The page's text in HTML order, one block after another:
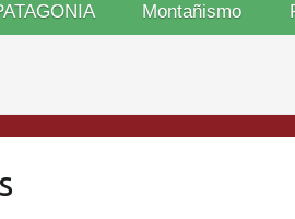
Montañismo